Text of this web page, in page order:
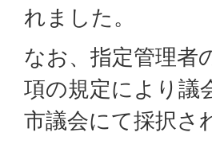
れました。
なお、指定管理者
項の規定により議
市議会にて採択さ